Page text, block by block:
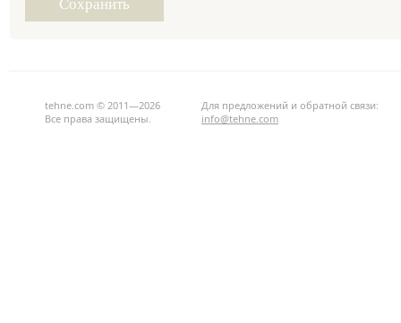
tehne.com © 2011—2026
Все права защищены.
Для предложений и обратной связи:
info@tehne.com